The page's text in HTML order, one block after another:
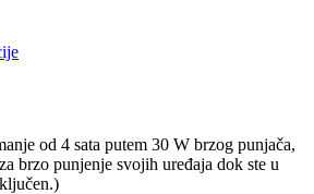
od 4 sata putem 30 W brzog punjača,
brzo punjenje svojih uređaja dok ste u